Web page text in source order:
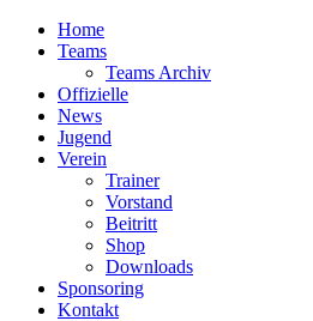
Home
Teams
Teams Archiv
Offizielle
News
Jugend
Verein
Trainer
Vorstand
Beitritt
Shop
Downloads
Sponsoring
Kontakt